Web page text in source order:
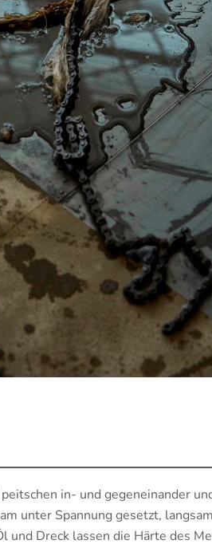
in- und gegeneinander
unter Spannung gesetzt,
und Dreck lassen die Härte des